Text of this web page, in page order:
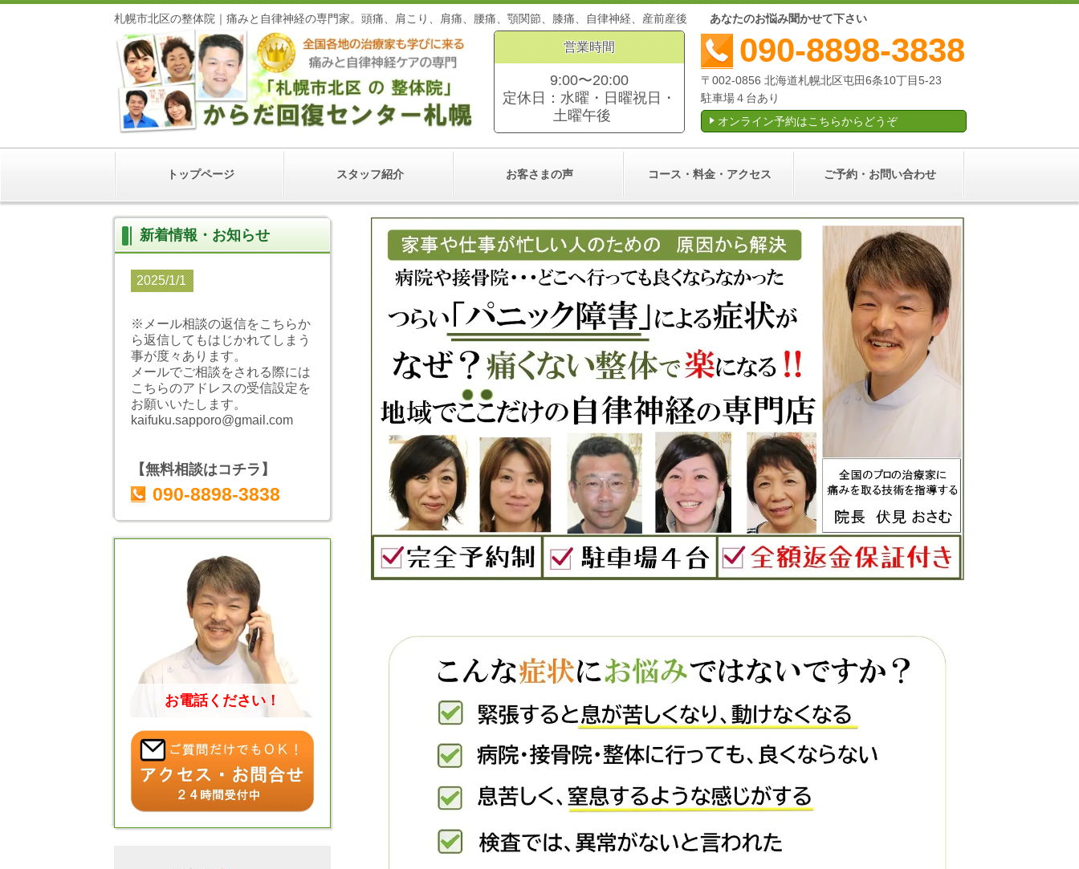
札幌市北区の整体院｜痛みと自律神経の専門家。頭痛、肩こり、肩痛、腰痛、顎関節、膝痛、自律神経、産前産後 あなたのお悩み聞かせて下さい
営業時間
9:00〜20:00
定休日：水曜・日曜祝日・
土曜午後
090-8898-3838
〒002-0856 北海道札幌北区屯田6条10丁目5-23
駐車場４台あり
オンライン予約はこちらからどうぞ
トップページ スタッフ紹介 お客さまの声 コース・料金・アクセス ご予約・お問い合わせ
新着情報・お知らせ
2025/1/1
※メール相談の返信をこちらか
ら返信してもはじかれてしまう
事が度々あります。
メールでご相談をされる際には
こちらのアドレスの受信設定を
お願いいたします。
kaifuku.sapporo@gmail.com
【無料相談はコチラ】
090-8898-3838
お電話ください！